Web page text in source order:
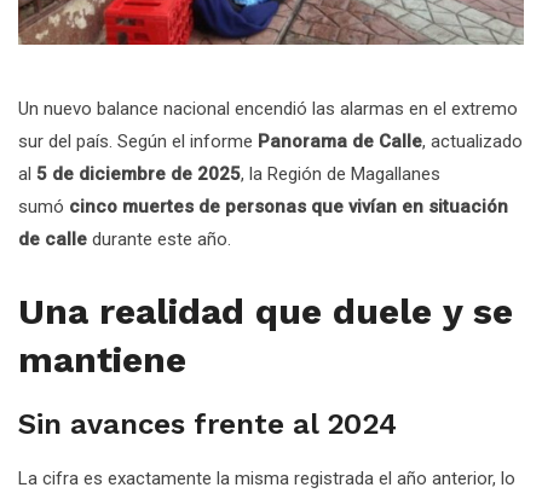
Un nuevo balance nacional encendió las alarmas en el extremo
sur del país. Según el informe Panorama de Calle, actualizado
al 5 de diciembre de 2025, la Región de Magallanes
sumó cinco muertes de personas que vivían en situación
de calle durante este año.
Una realidad que duele y se
mantiene
Sin avances frente al 2024
La cifra es exactamente la misma registrada el año anterior, lo